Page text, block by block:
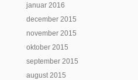
januar 2016
december 2015
november 2015
oktober 2015
september 2015
august 2015